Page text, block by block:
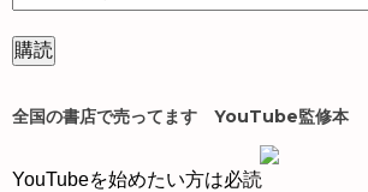
ル
ド
ス
全国の書店で売ってます YouTube監修本
YouTubeを始めたい方は必読